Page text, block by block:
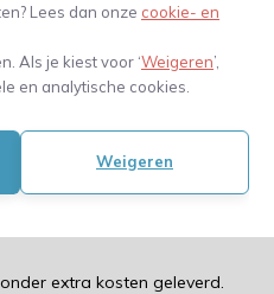
Lees dan onze cookie- en
Als je kiest voor ‘Weigeren’,
en analytische cookies.
Weigeren
achterkant)
bedrukken
extra kosten geleverd.